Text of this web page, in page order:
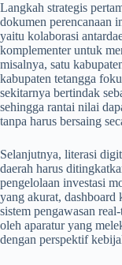
Langkah strategis
dokumen perencanaan
yaitu kolaborasi
komplementer untuk
misalnya, satu
kabupaten tetangga
sekitarnya bertindak
sehingga rantai nilai
tanpa harus bersaing
Selanjutnya, literasi
daerah harus
pengelolaan investasi
yang akurat, dashboard
sistem pengawasan
oleh aparatur yang
dengan perspektif